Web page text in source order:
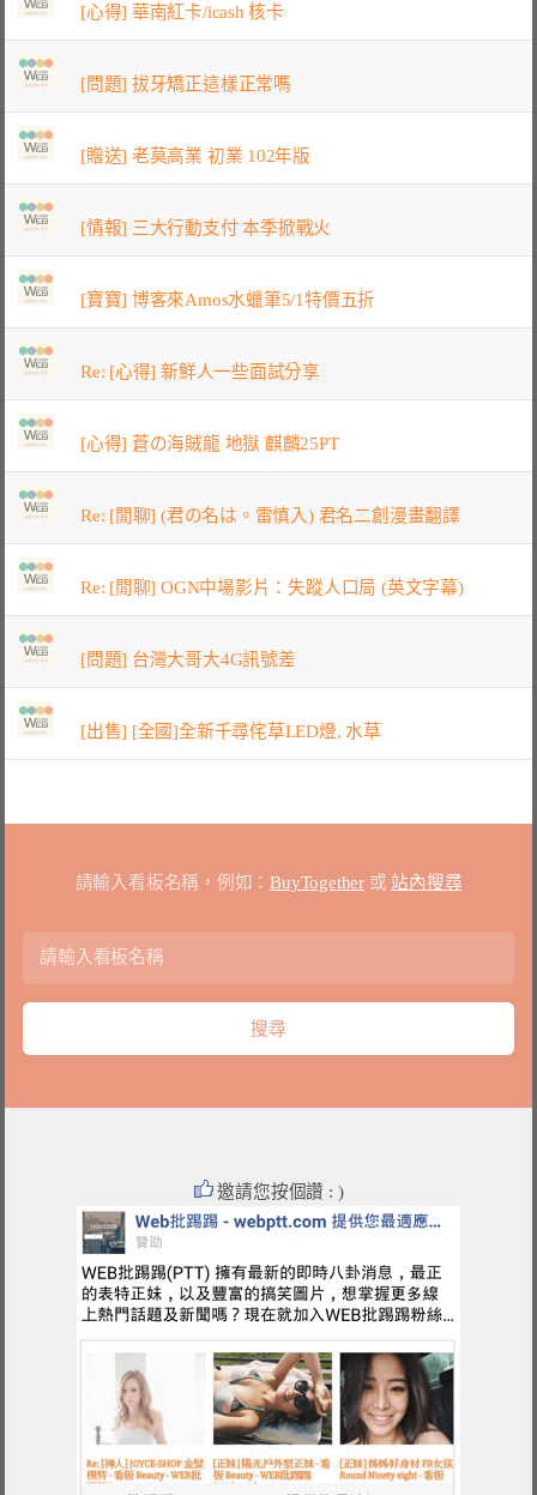
[心得] 華南紅卡/icash 核卡
[問題] 拔牙矯正這樣正常嗎
[贈送] 老莫高業 初業 102年版
[情報] 三大行動支付 本季掀戰火
[寶寶] 博客來Amos水蠟筆5/1特價五折
Re: [心得] 新鮮人一些面試分享
[心得] 蒼の海賊龍 地獄 麒麟25PT
Re: [閒聊] (君の名は。雷慎入) 君名二創漫畫翻譯
Re: [閒聊] OGN中場影片：失蹤人口局 (英文字幕)
[問題] 台灣大哥大4G訊號差
[出售] [全國]全新千尋侘草LED燈, 水草
請輸入看板名稱，例如：BuyTogether或 站內搜尋
邀請您按個讚 : )